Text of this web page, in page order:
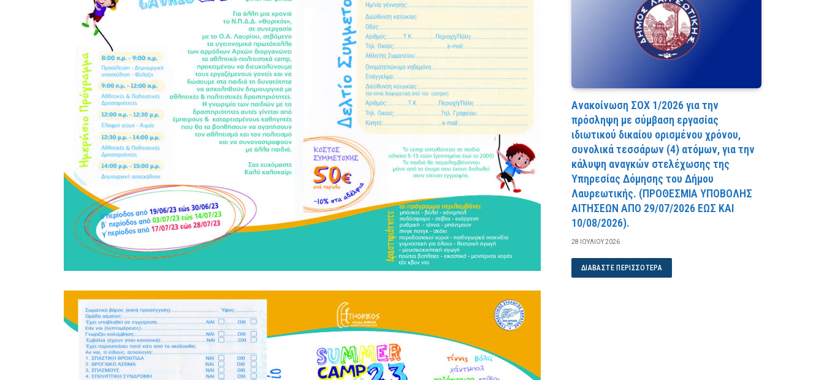
Ανακοίνωση ΣΟΧ 1/2026 για την
πρόσληψη με σύμβαση εργασίας
ιδιωτικού δικαίου ορισμένου χρόνου,
συνολικά τεσσάρων (4) ατόμων, για την
κάλυψη αναγκών στελέχωσης της
Υπηρεσίας Δόμησης του Δήμου
Λαυρεωτικής. (ΠPOΘEΣMIA YΠOBOΛHΣ
AITHΣEΩN AΠO 29/07/2026 EΩΣ KAI
10/08/2026).
28 ΙΟΥΛΊΟΥ 2026
ΔΙΑΒΆΣΤΕ ΠΕΡΙΣΣΌΤΕΡΑ